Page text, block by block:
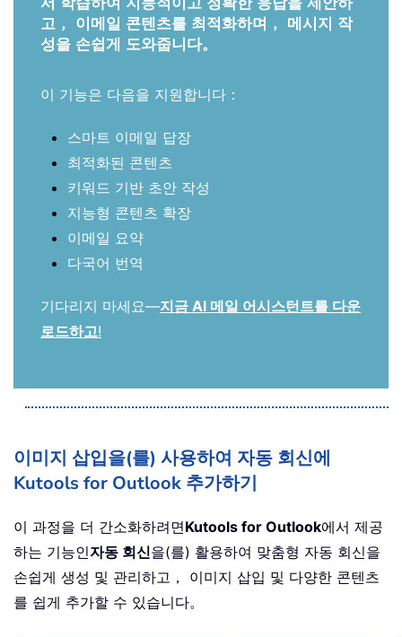
고， 이메일 콘텐츠를 최적화하며， 메시지 작
성을 손쉽게 도와줍니다。
이 기능은 다음을 지원합니다：
스마트 이메일 답장
최적화된 콘텐츠
키워드 기반 초안 작성
지능형 콘텐츠 확장
이메일 요약
다국어 번역
기다리지 마세요—지금 AI 메일 어시스턴트를 다운
로드하고!
이미지 삽입을(를) 사용하여 자동 회신에
Kutools for Outlook 추가하기
이 과정을 더 간소화하려면Kutools for Outlook에서 제공
하는 기능인자동 회신을(를) 활용하여 맞춤형 자동 회신을
손쉽게 생성 및 관리하고， 이미지 삽입 및 다양한 콘텐츠
를 쉽게 추가할 수 있습니다。